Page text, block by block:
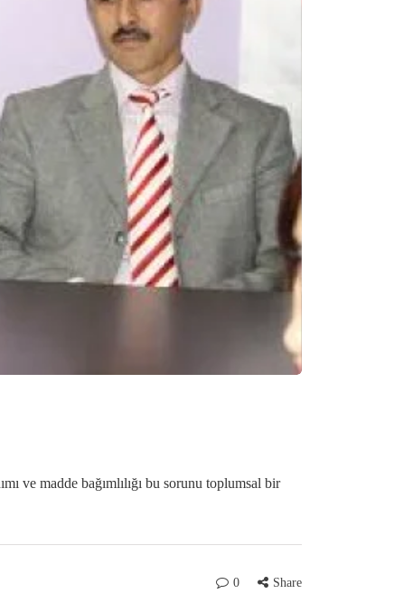
ve madde bağımlılığı bu sorunu toplumsal bir
0 Share